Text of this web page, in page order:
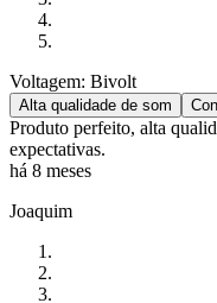
Voltagem: Bivolt
Alta qualidade de som
Produto perfeito, alta
expectativas.
há 8 meses
Joaquim